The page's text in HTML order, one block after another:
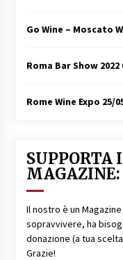
Go Wine – Moscato
Roma Bar Show 2022
Rome Wine Expo 25/
SUPPORTA
MAGAZINE:
Il nostro è un
sopravvivere, ha
donazione (a tua
Grazie!